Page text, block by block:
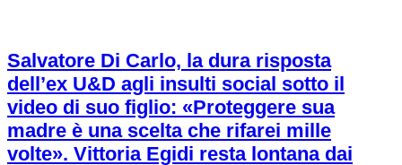
Salvatore Di Carlo, la dura risposta
dell’ex U&D agli insulti social sotto il
video di suo figlio: «Proteggere sua
madre è una scelta che rifarei mille
volte». Vittoria Egidi resta lontana dai